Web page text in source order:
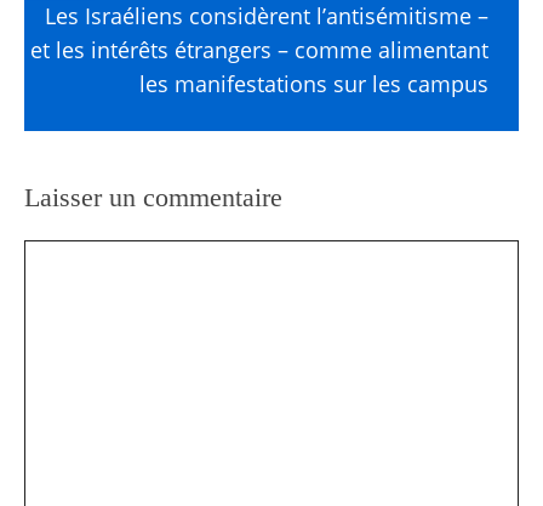
Les Israéliens considèrent l’antisémitisme –
et les intérêts étrangers – comme alimentant
les manifestations sur les campus
Laisser un commentaire